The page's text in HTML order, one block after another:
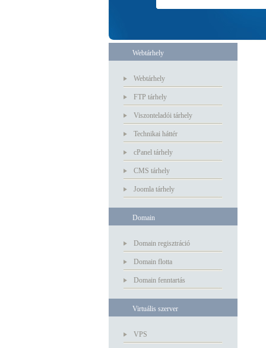
Webtárhely
Webtárhely
FTP tárhely
Viszonteladói tárhely
Technikai háttér
cPanel tárhely
CMS tárhely
Joomla tárhely
Domain
Domain regisztráció
Domain flotta
Domain fenntartás
Virtuális szerver
VPS